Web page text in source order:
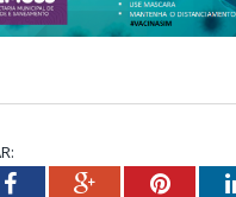
FacebookGoogle+